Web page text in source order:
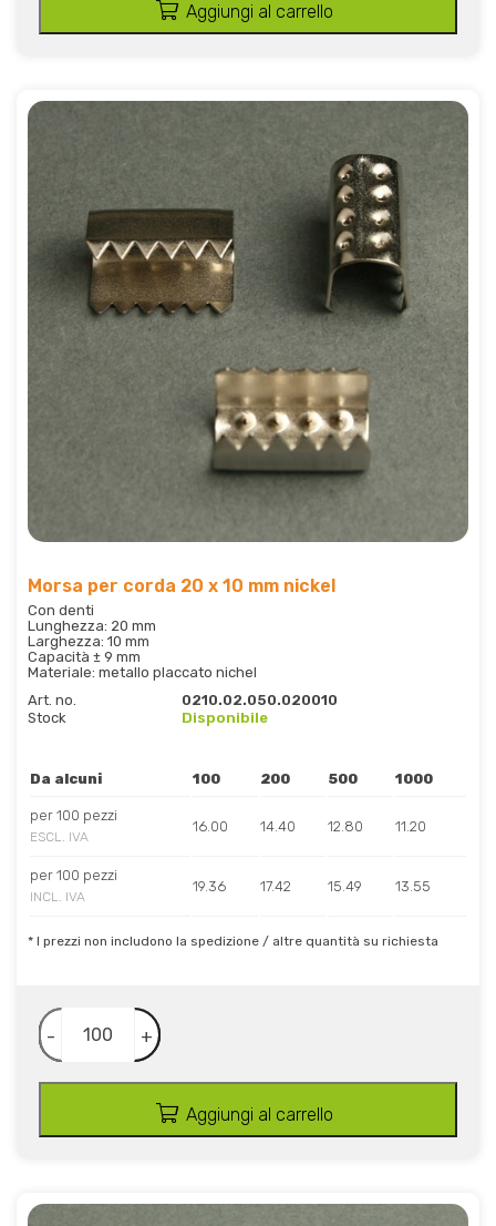
Aggiungi al carrello
Morsa per corda 20 x 10 mm nickel
Con denti
Lunghezza: 20 mm
Larghezza: 10 mm
Capacità ± 9 mm
Materiale: metallo placcato nichel
Art. no.
0210.02.050.020010
Stock
Disponibile
Da alcuni 100 200 500 1000
per 100 pezzi
ESCL. IVA
16.00 14.40 12.80 11.20
per 100 pezzi
INCL. IVA
19.36 17.42 15.49 13.55
* I prezzi non includono la spedizione / altre quantità su richiesta
- +
Aggiungi al carrello